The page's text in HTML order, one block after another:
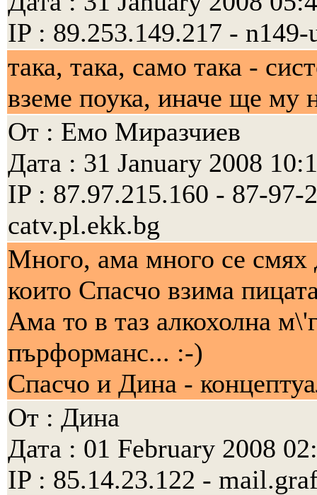
IP : 89.253.149.217 -
така, така, само така -
вземе поука, иначе ще му
От : Емo Mиpaзчиeв
Дата : 31 January 2008
IP : 87.97.215.160 - 87-97-
catv.pl.ekk.bg
Много, ама много се смях
които Спасчо взима
Ама то в таз алкохолна
пърформанс... :-)
Спасчо и Дина -
От : Дина
Дата : 01 February 2008
IP : 85.14.23.122 -